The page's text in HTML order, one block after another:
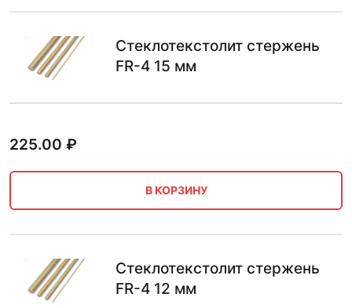
Стеклотекстолит стержень
FR-4 15 мм
225.00 ₽
В КОРЗИНУ
Стеклотекстолит стержень
FR-4 12 мм